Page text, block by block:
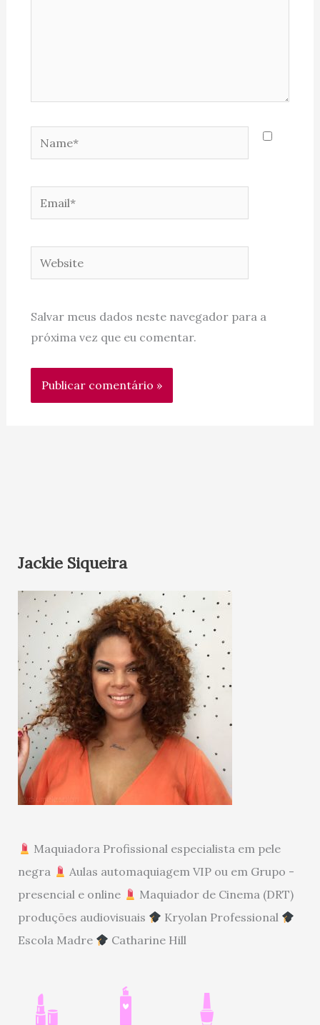
Name*
Email*
Website
Salvar meus dados neste navegador para a
próxima vez que eu comentar.
Jackie Siqueira
Maquiadora Profissional especialista em pele
negra
Aulas automaquiagem VIP ou em Grupo -
presencial e online
Maquiador de Cinema (DRT)
produções audiovisuais
Kryolan Professional
Escola Madre
Catharine Hill